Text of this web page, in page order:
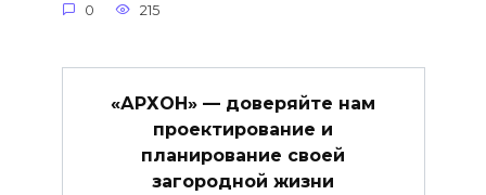
0 215
«АРХОН» — доверяйте нам
проектирование и
планирование своей
загородной жизни